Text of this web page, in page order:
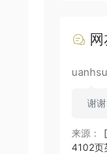
uanhsu
谢谢
来源：
4102页